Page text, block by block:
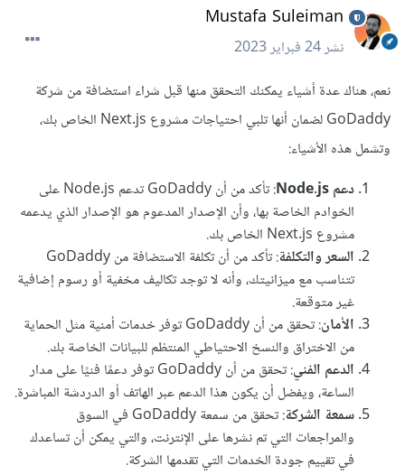
Mustafa Suleiman
نشر24 فبراير 2023
نعم، هناك عدة أشياء يمكنك التحقق منها قبل شراء استضافة من شركة
GoDaddy لضمان أنها تلبي احتياجات مشروع Next.js الخاص بك،
وتشمل هذه الأشياء:
دعم Node.js
: تأكد من أن GoDaddy تدعم Node.js على
الخوادم الخاصة بها، وأن الإصدار المدعوم هو الإصدار الذي يدعمه
مشروع Next.js الخاص بك.
السعر والتكلفة
: تأكد من أن تكلفة الاستضافة من GoDaddy
تتناسب مع ميزانيتك، وأنه لا توجد تكاليف مخفية أو رسوم إضافية
غير متوقعة.
الأمان
: تحقق من أن GoDaddy توفر خدمات أمنية مثل الحماية
من الاختراق والنسخ الاحتياطي المنتظم للبيانات الخاصة بك.
الدعم الفني
: تحقق من أن GoDaddy توفر دعمًا فنيًا على مدار
الساعة، ويفضل أن يكون هذا الدعم عبر الهاتف أو الدردشة المباشرة.
سمعة الشركة
: تحقق من سمعة GoDaddy في السوق
والمراجعات التي تم نشرها على الإنترنت، والتي يمكن أن تساعدك
في تقييم جودة الخدمات التي تقدمها الشركة.